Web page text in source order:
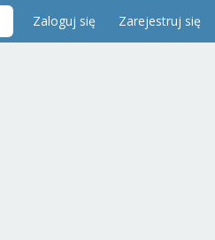
Zaloguj się Zarejestruj się